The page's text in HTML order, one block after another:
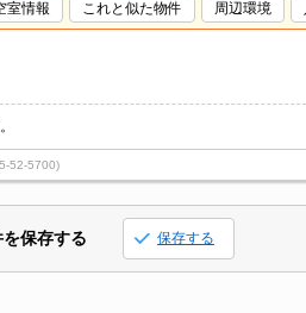
室情報 これと似た物件 周辺環境
52-5700)
保存する 保存する